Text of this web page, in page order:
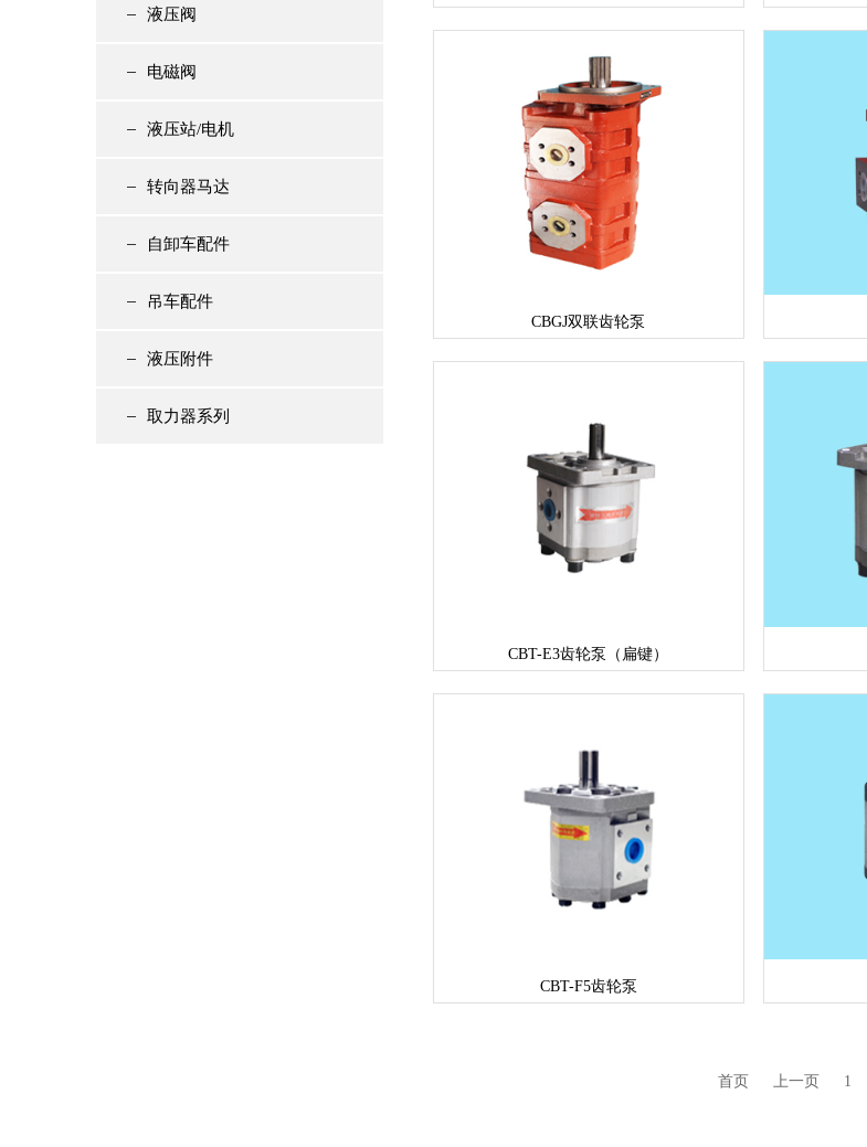
液压阀
电磁阀
液压站/电机
转向器马达
自卸车配件
吊车配件
液压附件
取力器系列
CBGJ双联齿轮泵
CBT-E3齿轮泵（扁键）
CBT-F5齿轮泵
首页 上一页 1